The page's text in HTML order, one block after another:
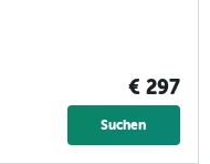
€ 297
Suchen